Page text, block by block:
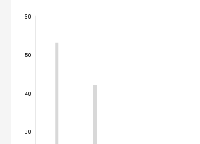
30
40
50
60